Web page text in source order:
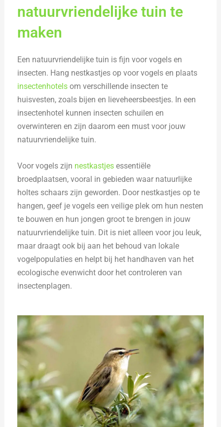
natuurvriendelijke tuin te
maken
Een natuurvriendelijke tuin is fijn voor vogels en
insecten. Hang nestkastjes op voor vogels en plaats
insectenhotels om verschillende insecten te
huisvesten, zoals bijen en lieveheersbeestjes. In een
insectenhotel kunnen insecten schuilen en
overwinteren en zijn daarom een must voor jouw
natuurvriendelijke tuin.
Voor vogels zijn nestkastjes essentiële
broedplaatsen, vooral in gebieden waar natuurlijke
holtes schaars zijn geworden. Door nestkastjes op te
hangen, geef je vogels een veilige plek om hun nesten
te bouwen en hun jongen groot te brengen in jouw
natuurvriendelijke tuin. Dit is niet alleen voor jou leuk,
maar draagt ook bij aan het behoud van lokale
vogelpopulaties en helpt bij het handhaven van het
ecologische evenwicht door het controleren van
insectenplagen.